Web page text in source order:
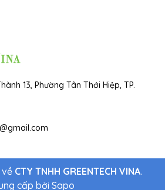
13, Phường Tân Thới Hiệp, TP.
CTY TNHH GREENTECH VINA.
cấp bởi Sapo